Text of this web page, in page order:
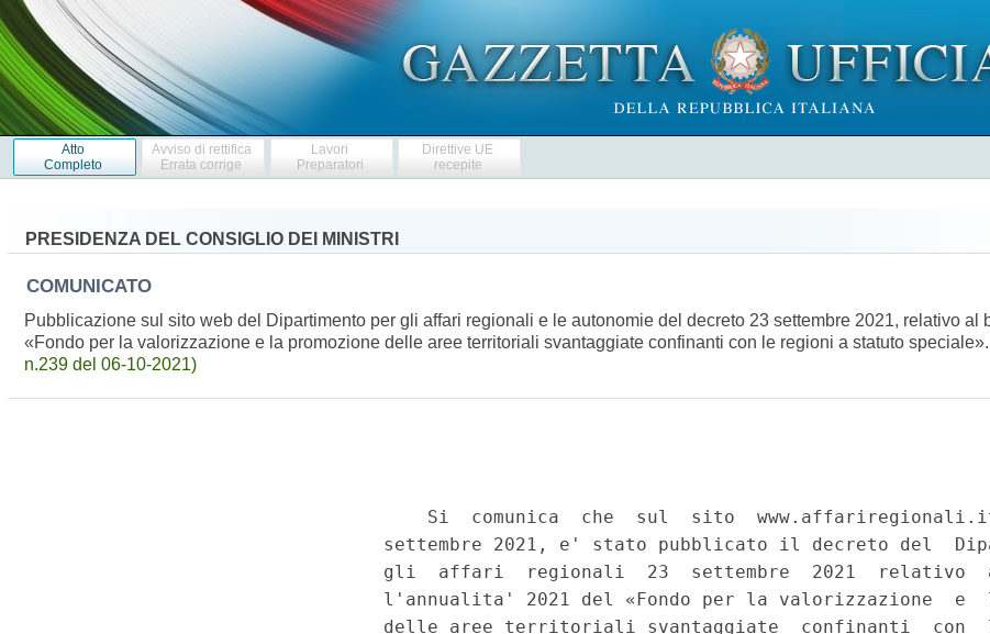
Atto
Completo
Avviso di rettifica
Errata corrige
Lavori
Preparatori
Direttive UE
recepite
PRESIDENZA DEL CONSIGLIO DEI MINISTRI
COMUNICATO
Pubblicazione sul sito web del Dipartimento per gli affari regionali e le autonomie del decreto 23 settembre 2021, relativo al
«Fondo per la valorizzazione e la promozione delle aree territoriali svantaggiate confinanti con le regioni a statuto
n.239 del 06-10-2021)